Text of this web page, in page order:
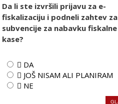
Da li ste izvršili prijavu za e-
fiskalizaciju i podneli zahtev za
subvencije za nabavku fiskalne
kase?
 DA
 JOŠ NISAM ALI PLANIRAM
 NE